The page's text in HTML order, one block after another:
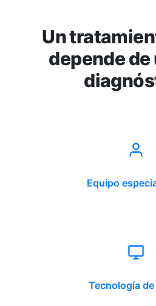
Un
depende de
Equipo
Tecnología